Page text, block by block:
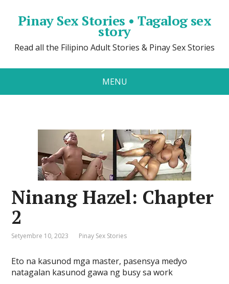
Pinay Sex Stories • Tagalog sex
story
Read all the Filipino Adult Stories & Pinay Sex Stories
MENU
Ninang Hazel: Chapter
2
Setyembre 10, 2023 Pinay Sex Stories
Eto na kasunod mga master, pasensya medyo
natagalan kasunod gawa ng busy sa work